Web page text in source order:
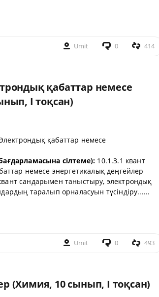
Umit 0 414
қабаттар немесе
I тоқсан)
қабаттар немесе
сілтеме): 10.1.3.1 квант
немесе энергетикалық деңгейлер
сандарымен таныстыру, электрондық
таралып орналасуын түсіндіру......
Umit 0 493
(Химия, 10 сынып, I тоқсан)